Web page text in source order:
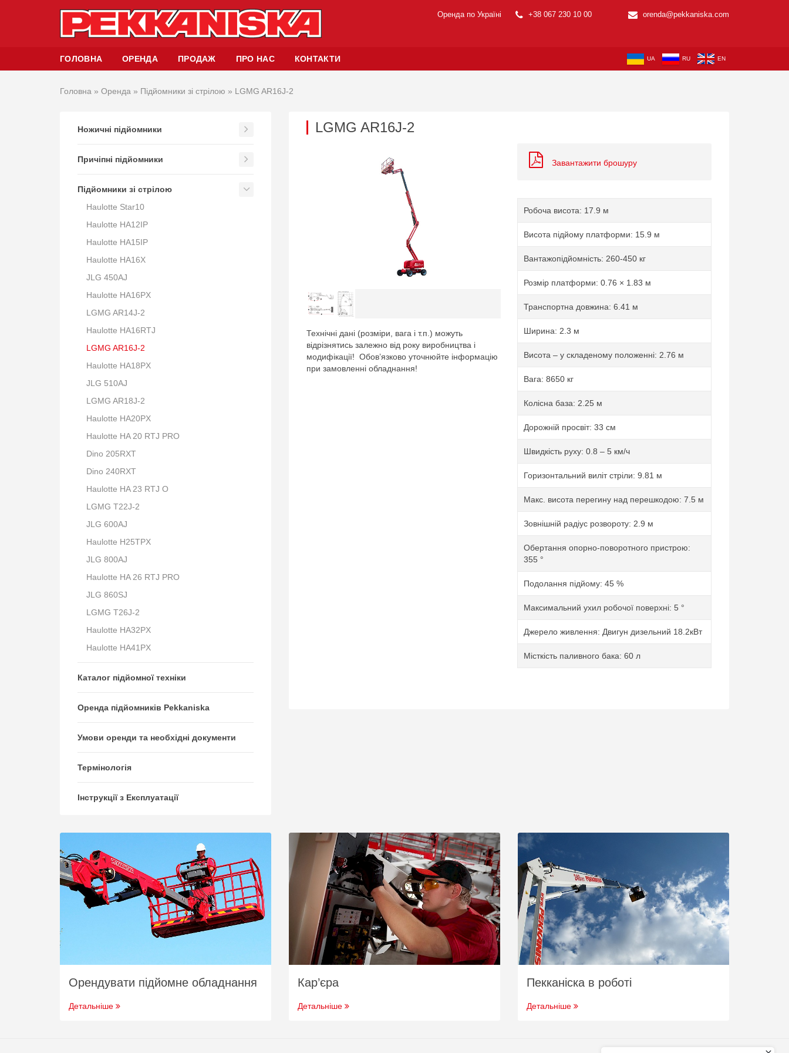
Оренда по Україні +38 067 230 10 00 orenda@pekkaniska.com
ГОЛОВНА ОРЕНДА ПРОДАЖ ПРО НАС КОНТАКТИ EN
RU
UA
Головна » Оренда » Підйомники зі стрілою » LGMG AR16J-2
Ножичні підйомники
Причіпні підйомники
Підйомники зі стрілою
Haulotte Star10
Haulotte HA12IP
Haulotte HA15IP
Haulotte HA16X
JLG 450AJ
Haulotte HA16PX
LGMG AR14J-2
Haulotte HA16RTJ
LGMG AR16J-2
Haulotte HA18PX
JLG 510AJ
LGMG AR18J-2
Haulotte HA20PX
Haulotte HA 20 RTJ PRO
Dino 205RXT
Dino 240RXT
Haulotte HA 23 RTJ O
LGMG T22J-2
JLG 600AJ
Haulotte H25TPX
JLG 800AJ
Haulotte HA 26 RTJ PRO
JLG 860SJ
LGMG T26J-2
Haulotte HA32PX
Haulotte HA41PX
Каталог підйомної техніки
Оренда підйомників Pekkaniska
Умови оренди та необхідні документи
Термінологія
Інструкції з Експлуатації
LGMG AR16J-2
Технічні дані (розміри, вага і т.п.) можуть
відрізнятись залежно від року виробництва і
модифікації! Обов’язково уточнюйте інформацію
при замовленні обладнання!
Завантажити брошуру
Робоча висота: 17.9 м
Висота підйому платформи: 15.9 м
Вантажопідйомність: 260-450 кг
Розмір платформи: 0.76 × 1.83 м
Транспортна довжина: 6.41 м
Ширина: 2.3 м
Висота – у складеному положенні: 2.76 м
Вага: 8650 кг
Колісна база: 2.25 м
Дорожній просвіт: 33 см
Швидкість руху: 0.8 – 5 км/ч
Горизонтальний виліт стріли: 9.81 м
Макс. висота перегину над перешкодою: 7.5 м
Зовнішній радіус розвороту: 2.9 м
Обертання опорно-поворотного пристрою:
355 °
Подолання підйому: 45 %
Максимальний ухил робочої поверхні: 5 °
Джерело живлення: Двигун дизельний 18.2кВт
Місткість паливного бака: 60 л
Орендувати підйомне обладнання
Детальніше
Кар’єра
Детальніше
Пекканіска в роботі
Детальніше